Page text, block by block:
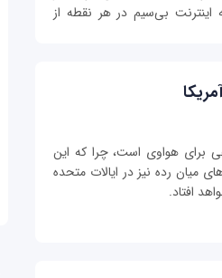
اینترنت بی‌سیم در هر نقطه از
برای هواوی است، چرا که این
میان رده نیز در ایالات متحده
افتاد.